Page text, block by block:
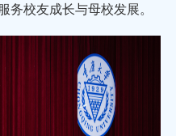
务校友成长与母校发展。